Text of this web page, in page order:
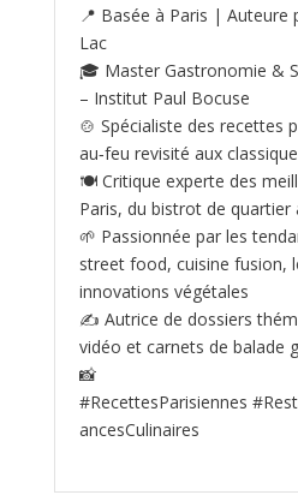
📍 Basée à Paris | Auteure
Lac
🎓 Master Gastronomie &
– Institut Paul Bocuse
🍲 Spécialiste des recettes
au‑feu revisité aux
🍽️ Critique experte des
Paris, du bistrot de quartier
🌱 Passionnée par les
street food, cuisine fusion,
innovations végétales
✍️ Autrice de dossiers
vidéo et carnets de balade
📸
#RecettesParisiennes
ancesCulinaires